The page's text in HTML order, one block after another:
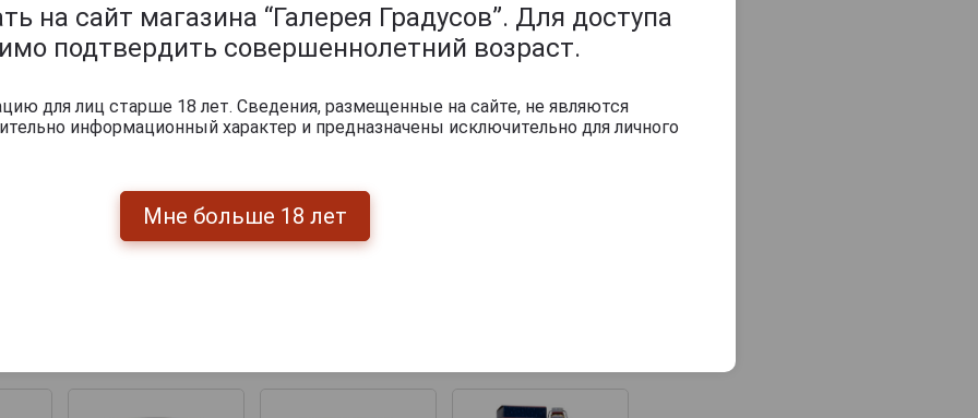
на сайт магазина “Галерея Градусов”. Для доступа
подтвердить совершеннолетний возраст.
для лиц старше 18 лет. Сведения, размещенные на сайте, не являются
информационный характер и предназначены исключительно для личного
Мне больше 18 лет